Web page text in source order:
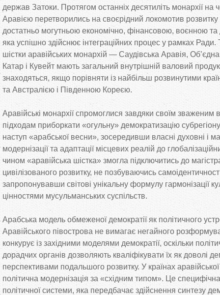
держав Затоки. Протягом останніх десятиліть монархії на
Аравією перетворились на своєрідний локомотив розвитку
достатньо могутньою економічно, фінансовою, воєнною
яка успішно здійснює інтеграційних процес у рамках Ради.
шістки аравійських монархій — Саудівська Аравія,
Катар і Кувейт мають загальний внутрішній валовий
знаходяться, якщо порівняти із найбільш розвинутими
та Австралією і Південною Кореєю.
Аравійські монархії спромоглися завдяки своїм зваженим
підходам приборкати «огульну» демократизацію
наступ «арабської весни», зосередивши власні духовні і
модернізації та адаптації місцевих реалій до
чином «аравійська шістка» змогла підключитись до
цивілізованого розвитку, не позбуваючись
запропонувавши світові унікальну формулу гармонізації
цінностями мусульманських суспільств.
Арабська модель обмеженої демократії як політичного
Аравійського півострова не вимагає негайного
конкурує із західними моделями демократії, оскільки
дорадчих органів дозволяють кваліфікувати їх як доволі
перспективами подальшого розвитку. У країнах
політична модернізація за «східним типом». Це
політичної системи, яка передбачає здійснення синтезу